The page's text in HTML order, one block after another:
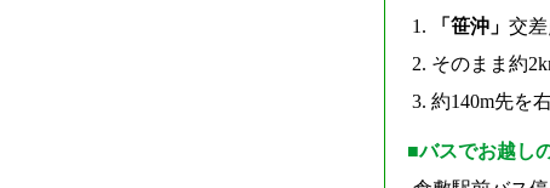
「笹沖」 交差
そのまま約
約140m先を右
■バスでお越し